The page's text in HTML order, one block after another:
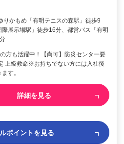
りかもめ「有明テニスの森駅」徒歩9
展示場駅」徒歩16分、都営バス「有明
方も活躍中！【尚可】防災センター要
上級救命※お持ちでない方には入社後
す。
詳細を見る
ポイントを見る